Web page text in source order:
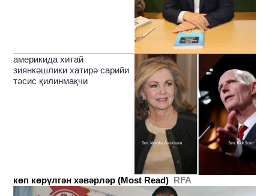
америкида хитай
зиянкәшлики хатирә сарийи
тәсис қилинмақчи
көп көрүлгән хәвәрләр (Most Read) RFA